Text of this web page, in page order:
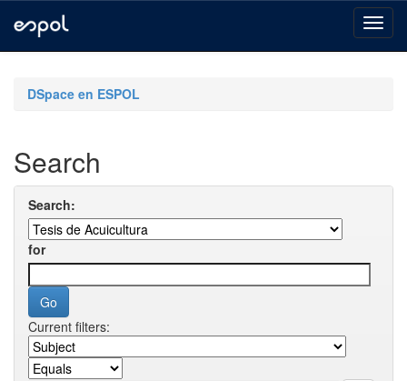
navigationDSpace en ESPOL
Search
Search:
for
Current filters: